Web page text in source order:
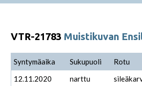
VTR-21783 Muistikuvan
Syntymäaika Sukupuoli
Rotu
12.11.2020
narttu